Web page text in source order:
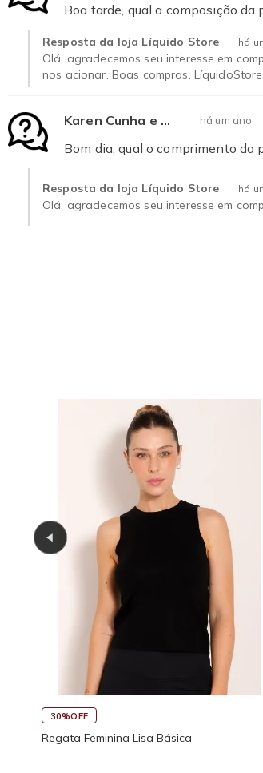
Boa tarde, qual a composição da
Resposta da loja Líquido Store há
Olá, agradecemos seu interesse em
nos acionar. Boas compras. LíquidoStore.
Karen Cunha e Pina R há um ano
Bom dia, qual o comprimento da
Resposta da loja Líquido Store há
Olá, agradecemos seu interesse em
30%OFF
Regata Feminina Lisa Básica